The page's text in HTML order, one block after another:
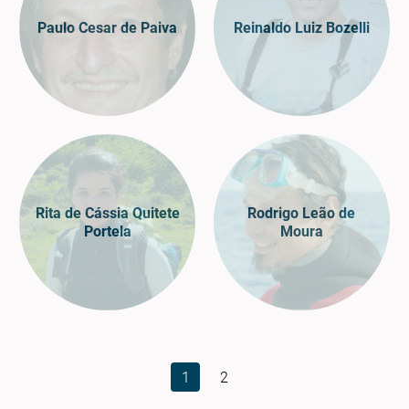
Paulo Cesar de Paiva Reinaldo Luiz Bozelli
Rita de Cássia Quitete
Portela
Rodrigo Leão de
Moura
1 2